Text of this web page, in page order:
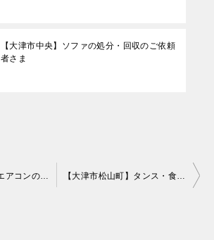
【大津市中央】ソファの処分・回収のご依頼
者さま
【東近江市林町】エアコンの買取・回収のご依頼者さま 【大津市松山町】タンス・食器棚の処分・回収のご依頼者さま